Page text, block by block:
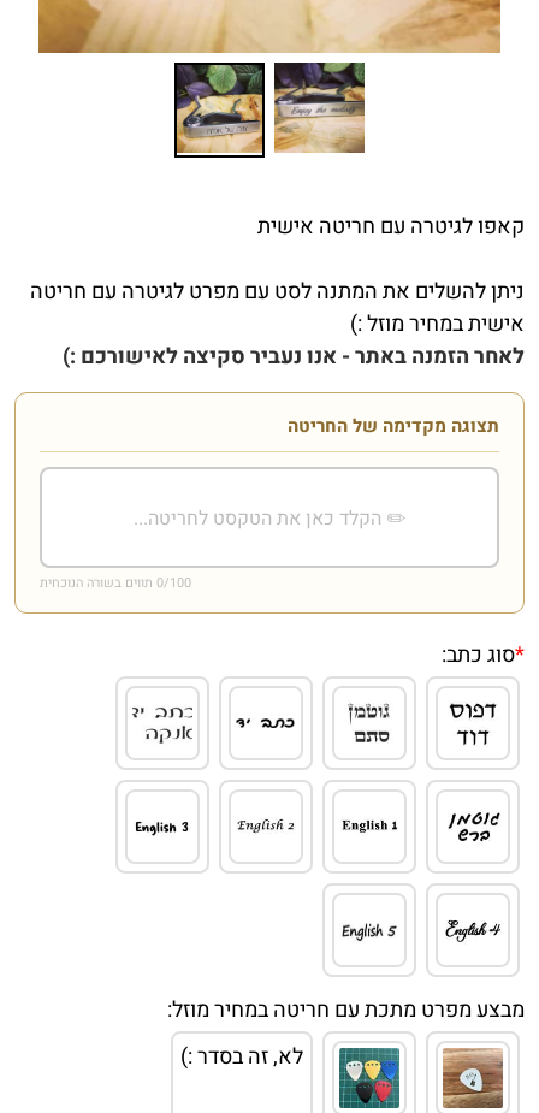
קאפו לגיטרה עם חריטה אישית
ניתן להשלים את המתנה לסט עם מפרט לגיטרה עם חריטה
אישית במחיר מוזל :)
לאחר הזמנה באתר - אנו נעביר סקיצה לאישורכם :)
תצוגה מקדימה של החריטה
0/100 תווים בשורה הנוכחית
*סוג כתב:
מבצע מפרט מתכת עם חריטה במחיר מוזל:
לא, זה בסדר :)